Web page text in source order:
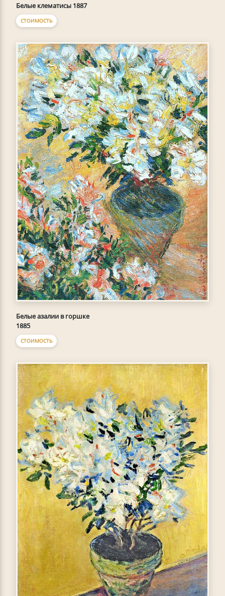
Белые клематисы 1887
СТОИМОСТЬ
Белые азалии в горшке
1885
СТОИМОСТЬ